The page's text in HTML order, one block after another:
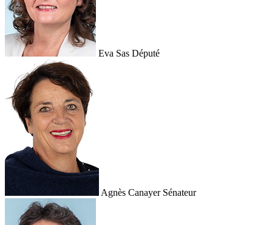
Eva Sas Député
Agnès Canayer Sénateur